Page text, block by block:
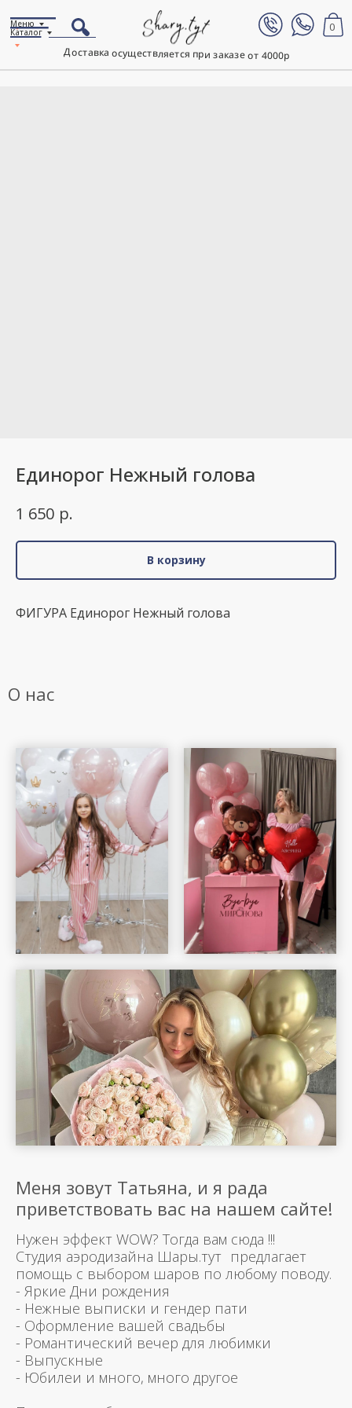
Доставка осуществляется при заказе от 4000р
0
Каталог
Меню
Единорог Нежный голова
1 650 р.
В корзину
ФИГУРА Единорог Нежный голова
О нас
Меня зовут Татьяна, и я рада
приветствовать вас на нашем сайте!
Нужен эффект WOW? Тогда вам сюда !!!
Студия аэродизайна Шары.тут предлагает
помощь с выбором шаров по любому поводу.
- Яркие Дни рождения
- Нежные выписки и гендер пати
- Оформление вашей свадьбы
- Романтический вечер для любимки
- Выпускные
- Юбилеи и много, много другое